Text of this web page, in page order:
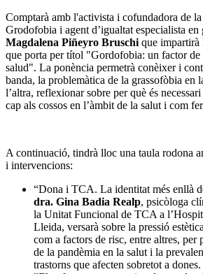
Comptarà amb l'activista i cofundadora de
Grodofobia i agent d’igualtat especialista en
Magdalena Piñeyro Bruschi que impartirà
que porta per títol "Gordofobia: un factor de
salud". La ponència permetrà conèixer i
banda, la problemàtica de la grassofòbia en
l’altra, reflexionar sobre per què és
cap als cossos en l’àmbit de la salut i com
A continuació, tindrà lloc una taula rodona
i intervencions:
“Dona i TCA. La identitat més enllà
dra. Gina Badia Realp, psicòloga
la Unitat Funcional de TCA a
Lleida, versarà sobre la pressió
com a factors de risc, entre altres, per
de la pandèmia en la salut i la
trastorns que afecten sobretot a dones.